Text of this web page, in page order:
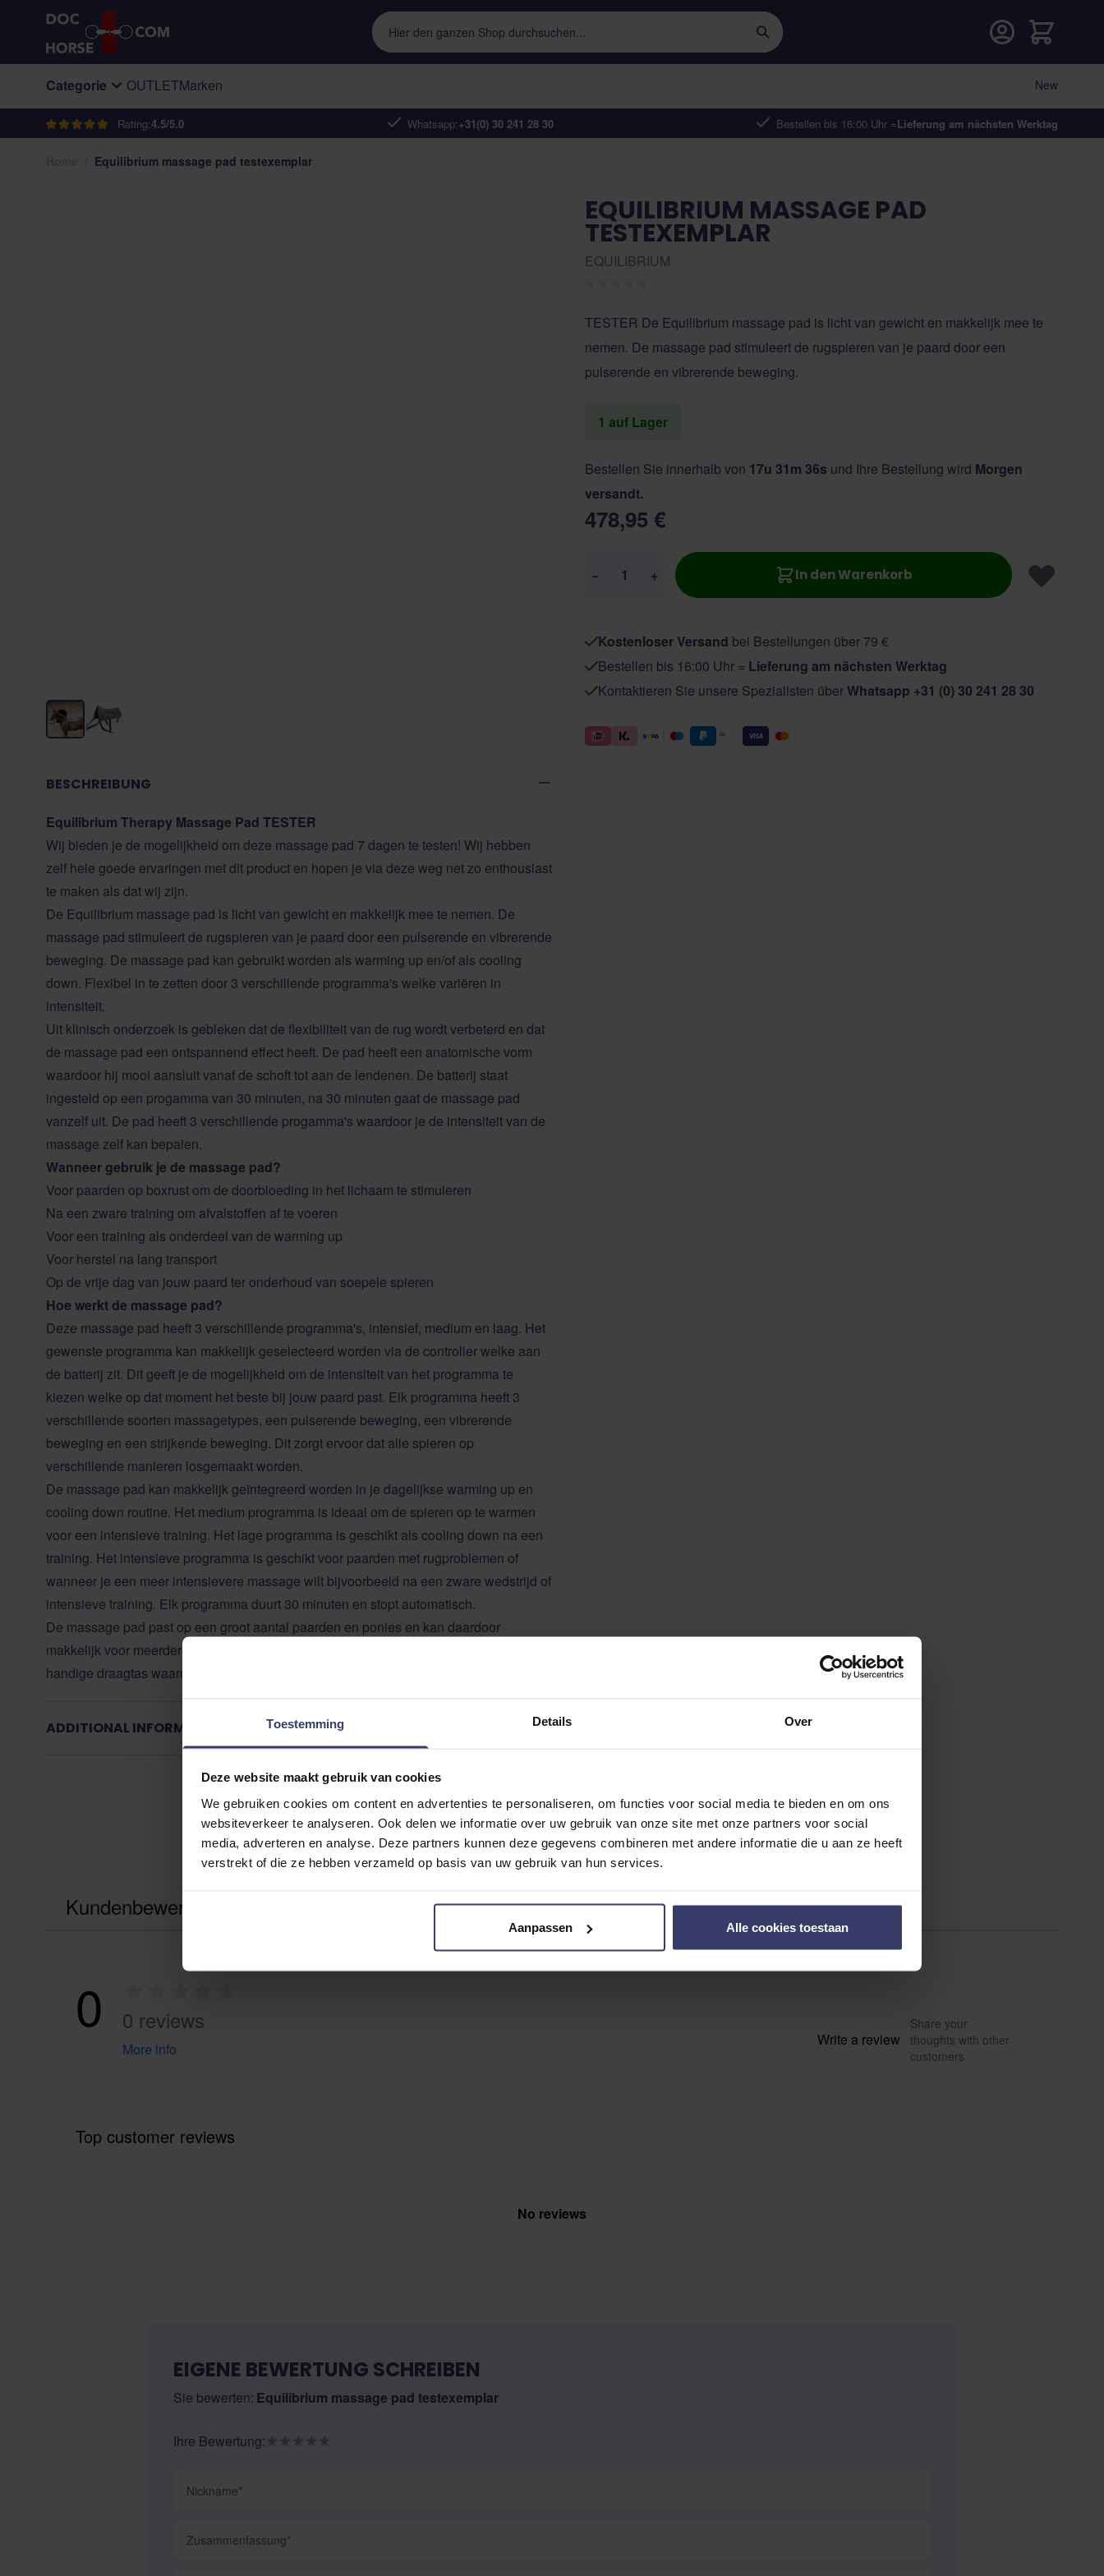
Toestemming Details Over
Deze website maakt gebruik van cookies
We gebruiken cookies om content en advertenties te personaliseren, om functies voor social media te bieden en om ons
websiteverkeer te analyseren. Ook delen we informatie over uw gebruik van onze site met onze partners voor social
media, adverteren en analyse. Deze partners kunnen deze gegevens combineren met andere informatie die u aan ze heeft
verstrekt of die ze hebben verzameld op basis van uw gebruik van hun services.
Aanpassen Alle cookies toestaan
Direkt zum Inhalt
Rating:4.5/5.0 Whatsapp:+31(0) 30 241 28 30 Bestellen bis 16:00 Uhr =Lieferung am nächsten Werktag
Hier den ganzen Shop durchsuchen...
Warenkorb
Categorie OUTLETMarken New
Equilibrium massage pad testexemplar
BESCHREIBUNG
Equilibrium Therapy Massage Pad TESTER
Wij bieden je de mogelijkheid om deze massage pad 7 dagen te testen! Wij hebben
zelf hele goede ervaringen met dit product en hopen je via deze weg net zo enthousiast
te maken als dat wij zijn.
De Equilibrium massage pad is licht van gewicht en makkelijk mee te nemen. De
massage pad stimuleert de rugspieren van je paard door een pulserende en vibrerende
beweging. De massage pad kan gebruikt worden als warming up en/of als cooling
down. Flexibel in te zetten door 3 verschillende programma's welke variëren in
intensiteit.
Uit klinisch onderzoek is gebleken dat de flexibiliteit van de rug wordt verbeterd en dat
de massage pad een ontspannend effect heeft. De pad heeft een anatomische vorm
waardoor hij mooi aansluit vanaf de schoft tot aan de lendenen. De batterij staat
ingesteld op een progamma van 30 minuten, na 30 minuten gaat de massage pad
vanzelf uit. De pad heeft 3 verschillende progamma's waardoor je de intensiteit van de
massage zelf kan bepalen.
Wanneer gebruik je de massage pad?
Voor paarden op boxrust om de doorbloeding in het lichaam te stimuleren
Na een zware training om afvalstoffen af te voeren
Voor een training als onderdeel van de warming up
Voor herstel na lang transport
Op de vrije dag van jouw paard ter onderhoud van soepele spieren
Hoe werkt de massage pad?
Deze massage pad heeft 3 verschillende programma's, intensief, medium en laag. Het
gewenste programma kan makkelijk geselecteerd worden via de controller welke aan
de batterij zit. Dit geeft je de mogelijkheid om de intensiteit van het programma te
kiezen welke op dat moment het beste bij jouw paard past. Elk programma heeft 3
verschillende soorten massagetypes, een pulserende beweging, een vibrerende
beweging en een strijkende beweging. Dit zorgt ervoor dat alle spieren op
verschillende manieren losgemaakt worden.
De massage pad kan makkelijk geïntegreerd worden in je dagelijkse warming up en
cooling down routine. Het medium programma is ideaal om de spieren op te warmen
voor een intensieve training. Het lage programma is geschikt als cooling down na een
training. Het intensieve programma is geschikt voor paarden met rugproblemen of
wanneer je een meer intensievere massage wilt bijvoorbeeld na een zware wedstrijd of
intensieve training. Elk programma duurt 30 minuten en stopt automatisch.
De massage pad past op een groot aantal paarden en ponies en kan daardoor
makkelijk voor meerdere paarden gebruikt worden. De massage pad komt in een
handige draagtas waardoor hij makkelijk mee te nemen is naar les of op concours.
ADDITIONAL INFORMATION
EQUILIBRIUM MASSAGE PAD
TESTEXEMPLAR
EQUILIBRIUM
TESTER De Equilibrium massage pad is licht van gewicht en makkelijk mee te
nemen. De massage pad stimuleert de rugspieren van je paard door een
pulserende en vibrerende beweging.
1 auf Lager
Bestellen Sie innerhalb von 17u 31m 35s und Ihre Bestellung wird Morgen
versandt.
478,95 €
− + In den Warenkorb
Kostenloser Versand bei Bestellungen über 79 €
Bestellen bis 16:00 Uhr = Lieferung am nächsten Werktag
Kontaktieren Sie unsere Spezialisten überWhatsapp +31 (0) 30 241 28 30
Kundenbewertungen
0 0 reviews
More info
Write a review
Share your
thoughts with other
customers
Top customer reviews
No reviews
EIGENE BEWERTUNG SCHREIBEN
Sie bewerten: Equilibrium massage pad testexemplar
Ihre Bewertung: